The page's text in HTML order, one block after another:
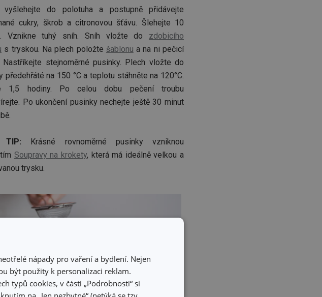
vyšlehejte do polotuha a postupně přidávejte
cukry, škrob a citronovou šťávu. Šlehejte 10
Vznikne tuhý sníh. Sníh vložte do zdobicího
s tryskou. Na plech položte šablonu a na ni pečicí
Nastříkejte stejnoměrné pusinky. Plech vložte do
předehřáté na 150 °C a teplotu stáhněte na 120°C.
1,5 hodiny. Po celou dobu pečení troubu
Po ukončení pusinky nechejte ještě 30 minut
TIP: Krásné rovnoměrné pusinky vzniknou
Soupravy na krokety, která má ideálně velkou a
trysku.
nápady pro vaření a bydlení. Nejen
být použity k personalizaci reklam.
typů cookies, v části „Podrobnosti“ si